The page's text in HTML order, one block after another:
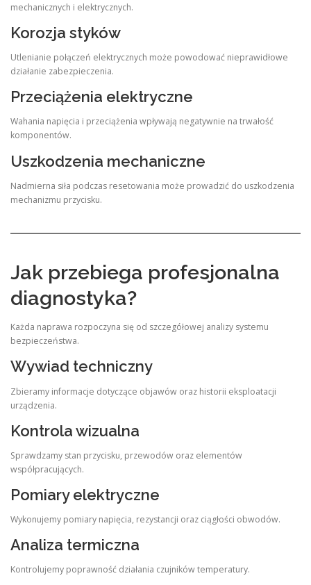
mechanicznych i elektrycznych.
Korozja styków
Utlenianie połączeń elektrycznych może powodować nieprawidłowe
działanie zabezpieczenia.
Przeciążenia elektryczne
Wahania napięcia i przeciążenia wpływają negatywnie na trwałość
komponentów.
Uszkodzenia mechaniczne
Nadmierna siła podczas resetowania może prowadzić do uszkodzenia
mechanizmu przycisku.
Jak przebiega profesjonalna
diagnostyka?
Każda naprawa rozpoczyna się od szczegółowej analizy systemu
bezpieczeństwa.
Wywiad techniczny
Zbieramy informacje dotyczące objawów oraz historii eksploatacji
urządzenia.
Kontrola wizualna
Sprawdzamy stan przycisku, przewodów oraz elementów
współpracujących.
Pomiary elektryczne
Wykonujemy pomiary napięcia, rezystancji oraz ciągłości obwodów.
Analiza termiczna
Kontrolujemy poprawność działania czujników temperatury.